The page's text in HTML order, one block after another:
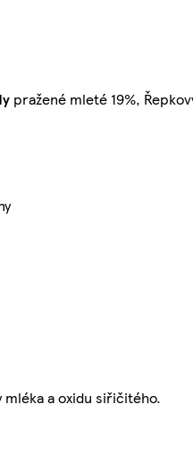
pražené mleté 19%,
a oxidu siřičitého.